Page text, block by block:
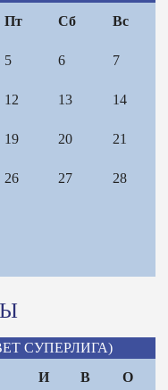
Пт Сб Вс
5 6 7
12 13 14
19 20 21
26 27 28
СУПЕРЛИГА)
И В О